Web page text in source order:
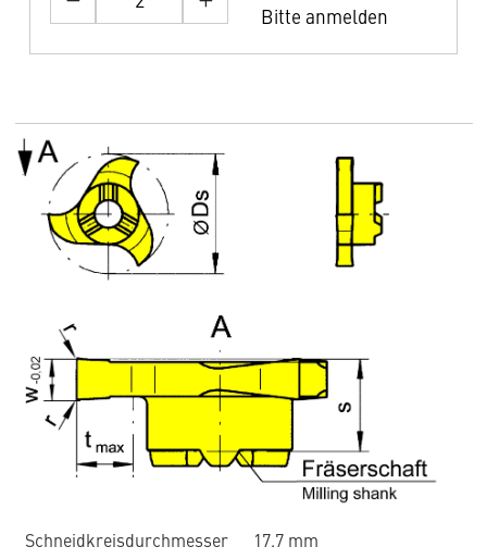
Bitte anmelden
Schneidkreisdurchmesser
17.7 mm